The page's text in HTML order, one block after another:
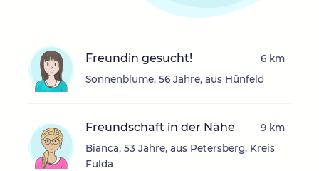
Freundin gesucht!
Sonnenblume, 56 Jahre, aus Hünfeld
6 km
Freundschaft in der Nähe
Bianca, 53 Jahre, aus Petersberg, Kreis
Fulda
9 km